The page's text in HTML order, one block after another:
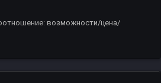
возможности/цена/